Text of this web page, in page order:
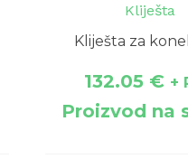
Kliješta
Kliješta za
132.05 € +
Proizvod na